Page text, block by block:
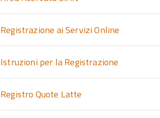
Registrazione ai Servizi Online
Istruzioni per la Registrazione
Registro Quote Latte